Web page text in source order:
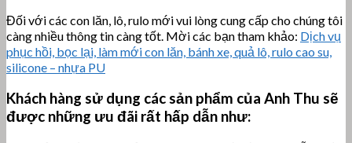
Đối với các con lăn, lô, rulo mới vui lòng cung cấp cho chúng tôi
càng nhiều thông tin càng tốt. Mời các bạn tham khảo: Dịch vụ
phục hồi, bọc lại, làm mới con lăn, bánh xe, quả lô, rulo cao su,
silicone – nhựa PU
Khách hàng sử dụng các sản phẩm của Anh Thu sẽ
được những ưu đãi rất hấp dẫn như: